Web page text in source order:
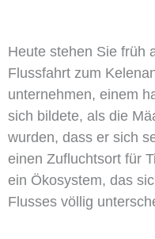
Heute stehen Sie früh
Flussfahrt zum
unternehmen, einem
sich bildete, als die
wurden, dass er sich
einen Zufluchtsort für
ein Ökosystem, das
Flusses völlig